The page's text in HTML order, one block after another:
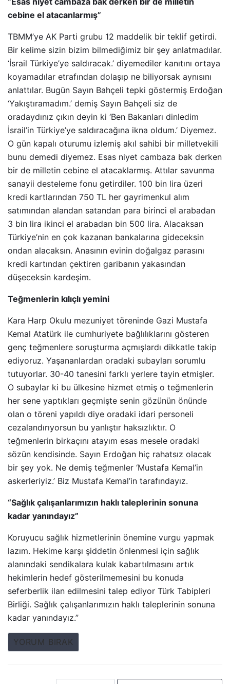
cebine el atacanlarmış”
TBMM’ye AK Parti grubu 12 maddelik bir teklif getirdi.
Bir kelime sizin bizim bilmediğimiz bir şey anlatmadılar.
‘İsrail Türkiye’ye saldıracak.’ diyemediler kanıtını ortaya
koyamadılar etrafından dolaşıp ne biliyorsak aynısını
anlattılar. Bugün Sayın Bahçeli tepki göstermiş Erdoğan
‘Yakıştıramadım.’ demiş Sayın Bahçeli siz de
oradaydınız çıkın deyin ki ‘Ben Bakanları dinledim
İsrail’in Türkiye’ye saldıracağına ikna oldum.’ Diyemez.
O gün kapalı oturumu izlemiş akıl sahibi bir milletvekili
bunu demedi diyemez. Esas niyet cambaza bak derken
bir de milletin cebine el atacaklarmış. Attılar savunma
sanayii desteleme fonu getirdiler. 100 bin lira üzeri
kredi kartlarından 750 TL her gayrimenkul alım
satımından alandan satandan para birinci el arabadan
3 bin lira ikinci el arabadan bin 500 lira. Alacaksan
Türkiye’nin en çok kazanan bankalarına gideceksin
ondan alacaksın. Anasının evinin doğalgaz parasını
kredi kartından çektiren garibanın yakasından
düşeceksin kardeşim.
Teğmenlerin kılıçlı yemini
Kara Harp Okulu mezuniyet töreninde Gazi Mustafa
Kemal Atatürk ile cumhuriyete bağlılıklarını gösteren
genç teğmenlere soruşturma açmışlardı dikkatle takip
ediyoruz. Yaşananlardan oradaki subayları sorumlu
tutuyorlar. 30-40 tanesini farklı yerlere tayin etmişler.
O subaylar ki bu ülkesine hizmet etmiş o teğmenlerin
her sene yaptıkları geçmişte senin gözünün önünde
olan o töreni yapıldı diye oradaki idari personeli
cezalandırıyorsun bu yanlıştır haksızlıktır. O
teğmenlerin birkaçını atayım esas mesele oradaki
sözün kendisinde. Sayın Erdoğan hiç rahatsız olacak
bir şey yok. Ne demiş teğmenler ‘Mustafa Kemal’in
askerleriyiz.’ Biz Mustafa Kemal’in tarafındayız.
“Sağlık çalışanlarımızın haklı taleplerinin sonuna
kadar yanındayız”
Koruyucu sağlık hizmetlerinin önemine vurgu yapmak
lazım. Hekime karşı şiddetin önlenmesi için sağlık
alanındaki sendikalara kulak kabartılmasını artık
hekimlerin hedef gösterilmemesini bu konuda
seferberlik ilan edilmesini talep ediyor Türk Tabipleri
Birliği. Sağlık çalışanlarımızın haklı taleplerinin sonuna
kadar yanındayız.”
YORUM BIRAK